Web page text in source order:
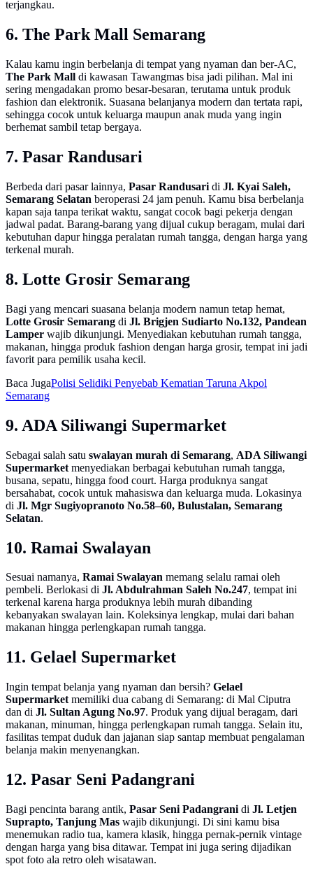
terjangkau.
6. The Park Mall Semarang
Kalau kamu ingin berbelanja di tempat yang nyaman dan ber-AC,
The Park Mall di kawasan Tawangmas bisa jadi pilihan. Mal ini
sering mengadakan promo besar-besaran, terutama untuk produk
fashion dan elektronik. Suasana belanjanya modern dan tertata rapi,
sehingga cocok untuk keluarga maupun anak muda yang ingin
berhemat sambil tetap bergaya.
7. Pasar Randusari
Berbeda dari pasar lainnya, Pasar Randusari di Jl. Kyai Saleh,
Semarang Selatan beroperasi 24 jam penuh. Kamu bisa berbelanja
kapan saja tanpa terikat waktu, sangat cocok bagi pekerja dengan
jadwal padat. Barang-barang yang dijual cukup beragam, mulai dari
kebutuhan dapur hingga peralatan rumah tangga, dengan harga yang
terkenal murah.
8. Lotte Grosir Semarang
Bagi yang mencari suasana belanja modern namun tetap hemat,
Lotte Grosir Semarang di Jl. Brigjen Sudiarto No.132, Pandean
Lamper wajib dikunjungi. Menyediakan kebutuhan rumah tangga,
makanan, hingga produk fashion dengan harga grosir, tempat ini jadi
favorit para pemilik usaha kecil.
Baca JugaPolisi Selidiki Penyebab Kematian Taruna Akpol
Semarang
9. ADA Siliwangi Supermarket
Sebagai salah satu swalayan murah di Semarang, ADA Siliwangi
Supermarket menyediakan berbagai kebutuhan rumah tangga,
busana, sepatu, hingga food court. Harga produknya sangat
bersahabat, cocok untuk mahasiswa dan keluarga muda. Lokasinya
di Jl. Mgr Sugiyopranoto No.58–60, Bulustalan, Semarang
Selatan.
10. Ramai Swalayan
Sesuai namanya, Ramai Swalayan memang selalu ramai oleh
pembeli. Berlokasi di Jl. Abdulrahman Saleh No.247, tempat ini
terkenal karena harga produknya lebih murah dibanding
kebanyakan swalayan lain. Koleksinya lengkap, mulai dari bahan
makanan hingga perlengkapan rumah tangga.
11. Gelael Supermarket
Ingin tempat belanja yang nyaman dan bersih? Gelael
Supermarket memiliki dua cabang di Semarang: di Mal Ciputra
dan di Jl. Sultan Agung No.97. Produk yang dijual beragam, dari
makanan, minuman, hingga perlengkapan rumah tangga. Selain itu,
fasilitas tempat duduk dan jajanan siap santap membuat pengalaman
belanja makin menyenangkan.
12. Pasar Seni Padangrani
Bagi pencinta barang antik, Pasar Seni Padangrani di Jl. Letjen
Suprapto, Tanjung Mas wajib dikunjungi. Di sini kamu bisa
menemukan radio tua, kamera klasik, hingga pernak-pernik vintage
dengan harga yang bisa ditawar. Tempat ini juga sering dijadikan
spot foto ala retro oleh wisatawan.